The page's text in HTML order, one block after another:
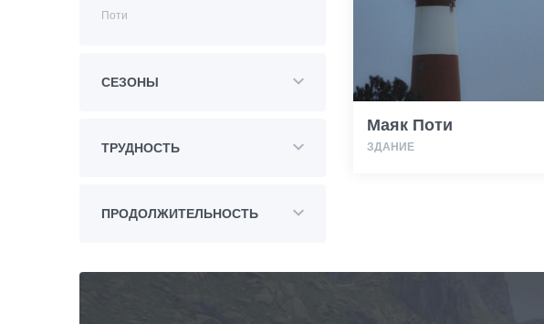
Поти
СЕЗОНЫ
ТРУДНОСТЬ
ПРОДОЛЖИТЕЛЬНОСТЬ
Маяк Поти
ЗДАНИЕ